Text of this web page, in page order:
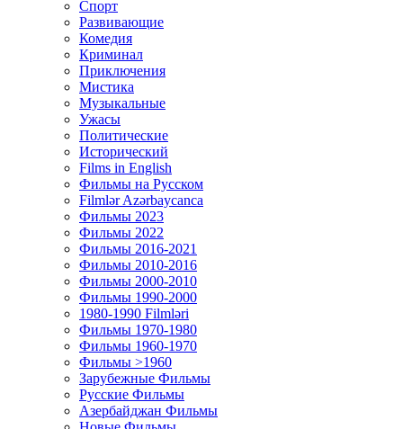
Спорт
Развивающие
Комедия
Криминал
Приключения
Мистика
Музыкальные
Ужасы
Политические
Исторический
Films in English
Фильмы на Русском
Filmlər Azərbaycanca
Фильмы 2023
Фильмы 2022
Фильмы 2016-2021
Фильмы 2010-2016
Фильмы 2000-2010
Фильмы 1990-2000
1980-1990 Filmləri
Фильмы 1970-1980
Фильмы 1960-1970
Фильмы >1960
Зарубежные Фильмы
Русские Фильмы
Азербайджан Фильмы